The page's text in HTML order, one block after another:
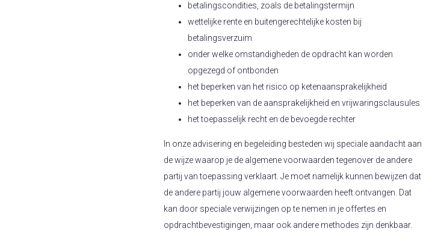
betalingscondities, zoals de betalingstermijn
wettelijke rente en buitengerechtelijke kosten bij
betalingsverzuim
onder welke omstandigheden de opdracht kan worden
opgezegd of ontbonden
het beperken van het risico op ketenaansprakelijkheid
het beperken van de aansprakelijkheid en vrijwaringsclausules
het toepasselijk recht en de bevoegde rechter
In onze advisering en begeleiding besteden wij speciale aandacht aan
de wijze waarop je de algemene voorwaarden tegenover de andere
partij van toepassing verklaart. Je moet namelijk kunnen bewijzen dat
de andere partij jouw algemene voorwaarden heeft ontvangen. Dat
kan door speciale verwijzingen op te nemen in je offertes en
opdrachtbevestigingen, maar ook andere methodes zijn denkbaar.